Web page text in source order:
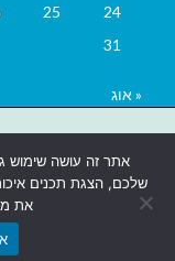
24
25
31
« אוג
אתר זה עושה שימוש
שלכם, הצגת תכנים
את